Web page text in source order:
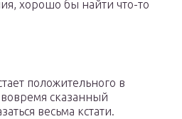
хорошо бы найти что-то
положительного в
сказанный
весьма кстати.